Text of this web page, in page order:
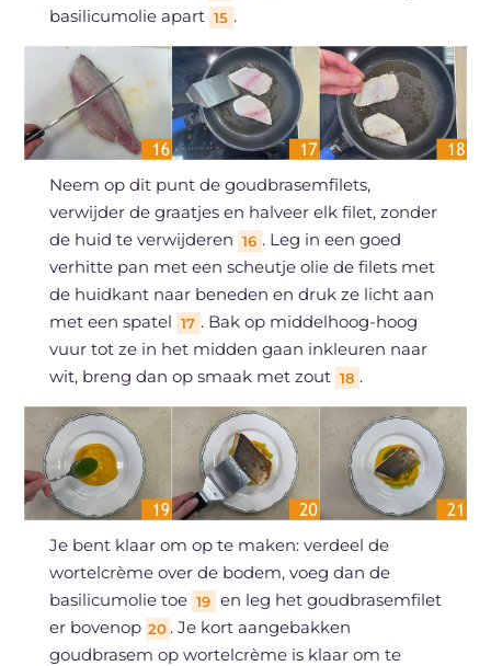
basilicumolie apart 15 .
Neem op dit punt de goudbrasemfilets,
verwijder de graatjes en halveer elk filet, zonder
de huid te verwijderen 16 . Leg in een goed
verhitte pan met een scheutje olie de filets met
de huidkant naar beneden en druk ze licht aan
met een spatel 17 . Bak op middelhoog-hoog
vuur tot ze in het midden gaan inkleuren naar
wit, breng dan op smaak met zout 18 .
Je bent klaar om op te maken: verdeel de
wortelcrème over de bodem, voeg dan de
basilicumolie toe 19 en leg het goudbrasemfilet
er bovenop 20 . Je kort aangebakken
goudbrasem op wortelcrème is klaar om te